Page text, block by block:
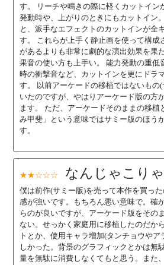
す。 リーチや鳴きの際に軽くカットイン
発動時や、上がりのときにもカットイン
と、派手なエフェクトのカットインが全
す。 これらが上手く静止画を使って構成
があるよりも非常に劇的な演出効果を果
果音の使い方も上手い。 能力発動の重低
時の衝撃音など、カットインを更にドラ
す。 以前アーケードの移植ではないもの
いたのですが、やはりアーケード版の方
ます。 ただ、アーケードそのままの移植
み甲斐」という意味ではサミー版のほう
す。
★★☆☆☆ なんじゃこりゃ
僕は前作(サミー版)を売って本作を買っ
感が強いです。もちろん悪い意味で。確
らのが良いですが、アーケード版をその
ない。せっかく家庭用に移植したのだか
トとか、使用キャラ増加(タンチョウや
しかった。背景のグラフィックとかは無
量を無駄に消費しなくてもと思う。また